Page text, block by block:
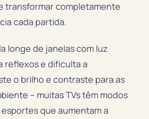
transformar completamente
cada partida.
longe de janelas com luz
reflexos e dificulta a
o brilho e contraste para as
– muitas TVs têm modos
que aumentam a